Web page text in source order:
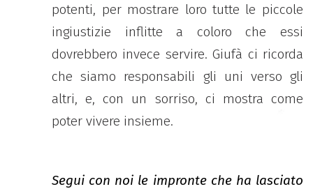
potenti, per mostrare loro tutte le piccole
ingiustizie inflitte a coloro che essi
dovrebbero invece servire. Giufà ci ricorda
che siamo responsabili gli uni verso gli
altri, e, con un sorriso, ci mostra come
poter vivere insieme.
Segui con noi le impronte che ha lasciato